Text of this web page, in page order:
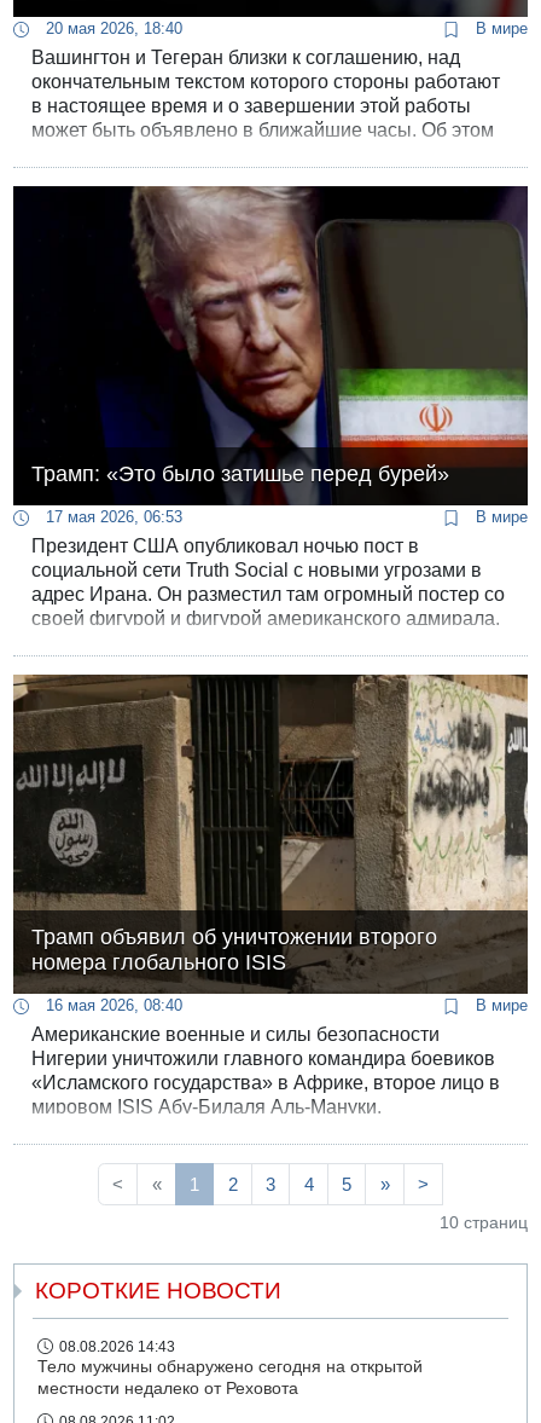
20 мая 2026, 18:40 В мире
Вашингтон и Тегеран близки к соглашению, над
окончательным текстом которого стороны работают
в настоящее время и о завершении этой работы
может быть объявлено в ближайшие часы. Об этом
Трамп: «Это было затишье перед бурей»
17 мая 2026, 06:53 В мире
Президент США опубликовал ночью пост в
социальной сети Truth Social с новыми угрозами в
адрес Ирана. Он разместил там огромный постер со
своей фигурой и фигурой американского адмирала,
Трамп объявил об уничтожении второго
номера глобального ISIS
16 мая 2026, 08:40 В мире
Американские военные и силы безопасности
Нигерии уничтожили главного командира боевиков
«Исламского государства» в Африке, второе лицо в
мировом ISIS Абу-Билаля Аль-Мануки.
< « 1 2 3 4 5 » >
10 страниц
КОРОТКИЕ НОВОСТИ
08.08.2026 14:43
Тело мужчины обнаружено сегодня на открытой
местности недалеко от Реховота